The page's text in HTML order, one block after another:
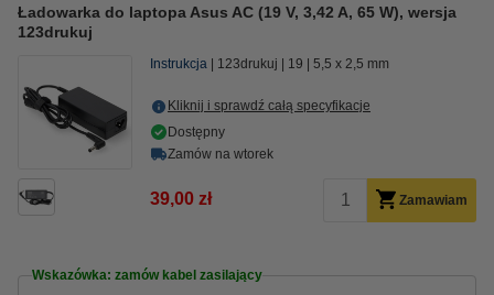
Ładowarka do laptopa Asus AC (19 V, 3,42 A, 65 W), wersja
123drukuj
Instrukcja 123drukuj 19 5,5 x 2,5 mm
Kliknij i sprawdź całą specyfikacje
Dostępny
Zamów na wtorek
39,00 zł Zamawiam
Wskazówka: zamów kabel zasilający